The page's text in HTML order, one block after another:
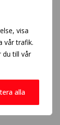
visa
vår trafik.
du till vår
alla